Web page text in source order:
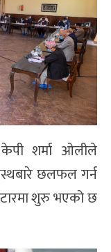
केपी शर्मा ओलीले
छलफल गर्न
शुरु भएको छ